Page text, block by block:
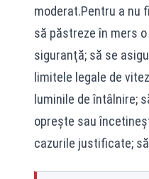
moderat.Pentru a nu
să păstreze în mers
siguranţă; să se
limitele legale de
luminile de întâlnire;
opreşte sau
cazurile justificate;